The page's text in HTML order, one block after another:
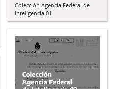
Colección Agencia Federal de
Inteligencia 01